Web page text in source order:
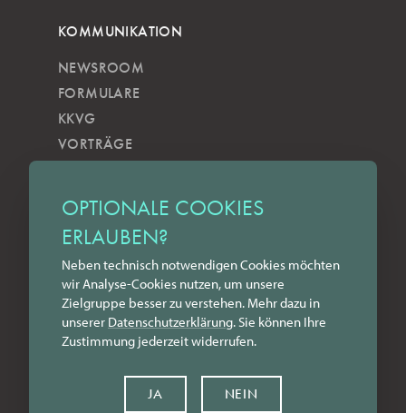
OPTIONALE COOKIES
ERLAUBEN?
Neben technisch notwendigen Cookies möchten
wir Analyse-Cookies nutzen, um unsere
Zielgruppe besser zu verstehen. Mehr dazu in
unserer Datenschutz­erklärung. Sie können Ihre
Zustimmung jederzeit widerrufen.
JA NEIN
KOMMUNIKATION
NEWSROOM
FORMULARE
KKVG
VORTRÄGE
ZILKENS NEWSBLOG
NEWSLETTER
YOUTUBE
INSTAGRAM
FACEBOOK
LINKEDIN